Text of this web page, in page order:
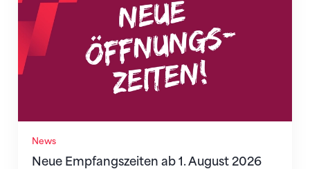
News
Neue Empfangszeiten ab 1. August 2026